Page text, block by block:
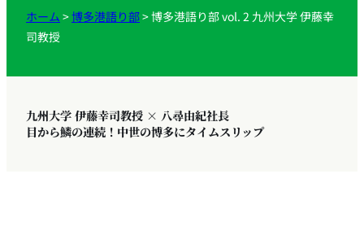
ホーム >博多港語り部>博多港語り部 vol. 2 九州大学 伊藤幸
司教授
九州大学 伊藤幸司教授 × 八尋由紀社長
目から鱗の連続！中世の博多にタイムスリップ